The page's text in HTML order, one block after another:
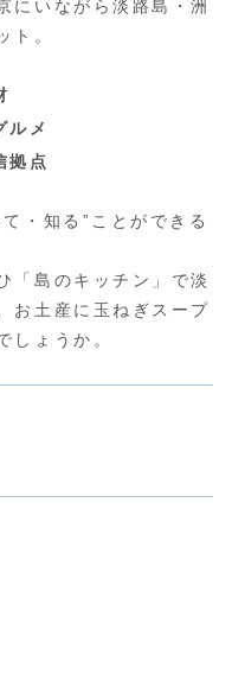
にいながら淡路島・洲
ト。
ルメ
拠点
・知る”ことができる
「島のキッチン」で淡
お土産に玉ねぎスープ
しょうか。